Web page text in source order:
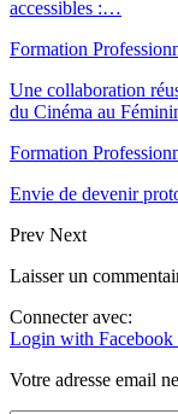
accessibles :…
Formation
Une collaboration
du Cinéma au
Formation
Envie de devenir
Prev Next
Laisser un
Connecter avec:
Login with Facebook
Votre adresse email